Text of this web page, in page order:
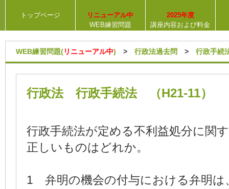
トップページ
リニューアル中
WEB練習問題
2025年度
講座内容および料金
WEB練習問題(リニューアル中) > 行政法過去問 > 行政手続
行政法 行政手続法 （H21‐11）
行政手続法が定める不利益処分に関
正しいものはどれか。
1 弁明の機会の付与における弁明は